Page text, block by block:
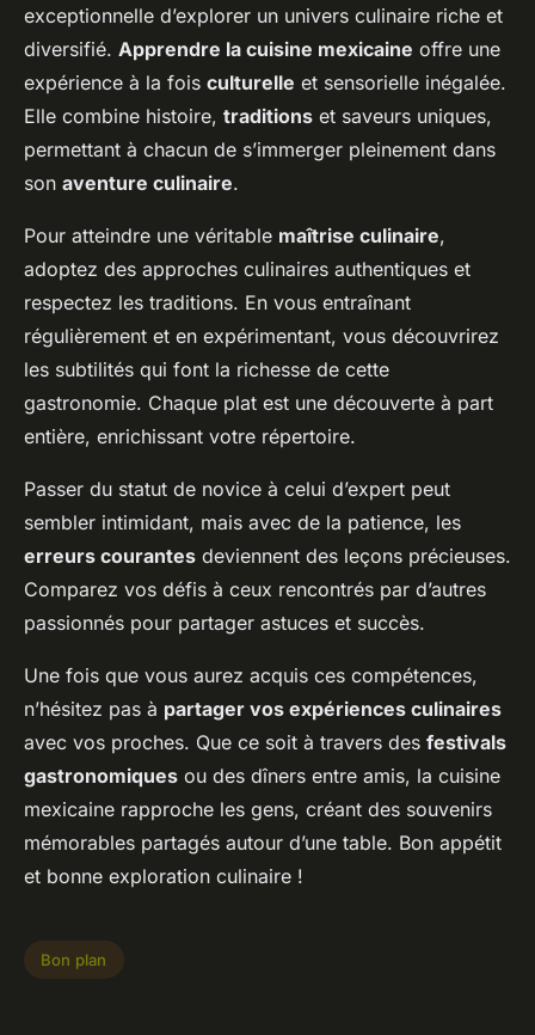
exceptionnelle d’explorer un univers culinaire riche et
diversifié. Apprendre la cuisine mexicaine offre une
expérience à la fois culturelle et sensorielle inégalée.
Elle combine histoire, traditions et saveurs uniques,
permettant à chacun de s’immerger pleinement dans
son aventure culinaire.
Pour atteindre une véritable maîtrise culinaire,
adoptez des approches culinaires authentiques et
respectez les traditions. En vous entraînant
régulièrement et en expérimentant, vous découvrirez
les subtilités qui font la richesse de cette
gastronomie. Chaque plat est une découverte à part
entière, enrichissant votre répertoire.
Passer du statut de novice à celui d’expert peut
sembler intimidant, mais avec de la patience, les
erreurs courantes deviennent des leçons précieuses.
Comparez vos défis à ceux rencontrés par d’autres
passionnés pour partager astuces et succès.
Une fois que vous aurez acquis ces compétences,
n’hésitez pas à partager vos expériences culinaires
avec vos proches. Que ce soit à travers des festivals
gastronomiques ou des dîners entre amis, la cuisine
mexicaine rapproche les gens, créant des souvenirs
mémorables partagés autour d’une table. Bon appétit
et bonne exploration culinaire !
Bon plan